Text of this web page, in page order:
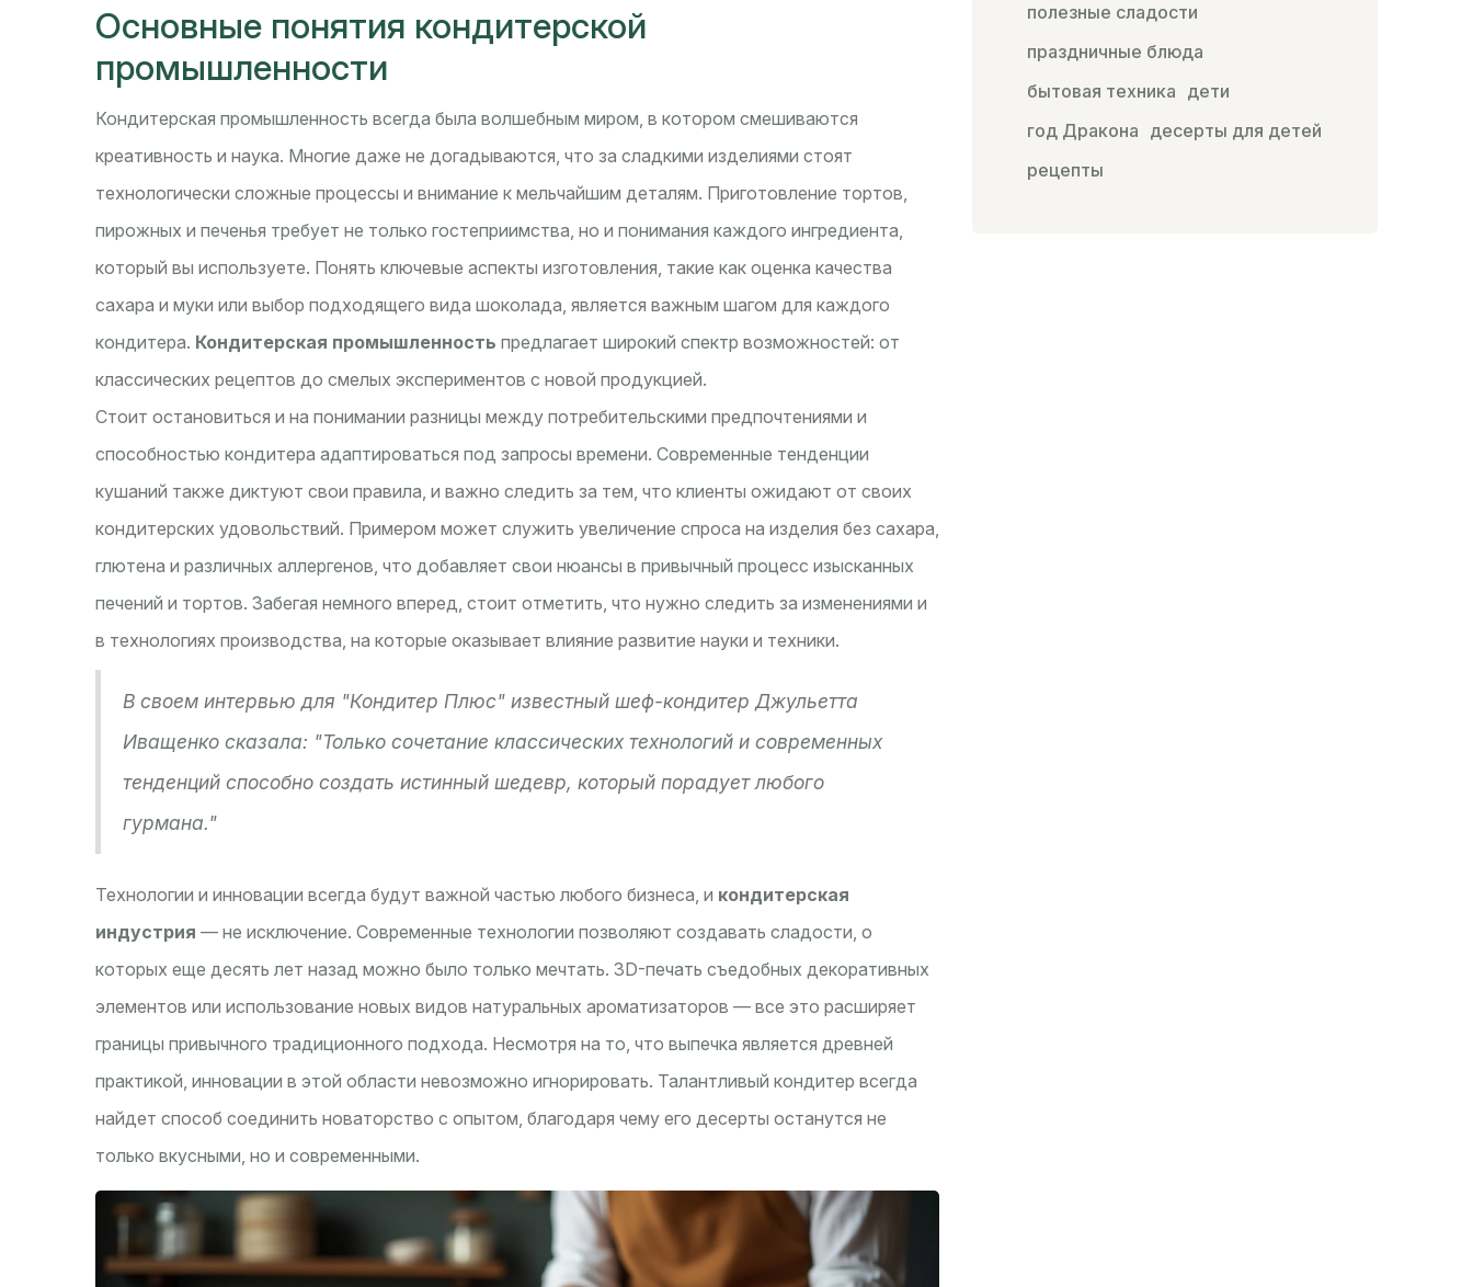
Основные понятия кондитерской
промышленности
Кондитерская промышленность всегда была волшебным миром, в котором смешиваются
креативность и наука. Многие даже не догадываются, что за сладкими изделиями стоят
технологически сложные процессы и внимание к мельчайшим деталям. Приготовление тортов,
пирожных и печенья требует не только гостеприимства, но и понимания каждого ингредиента,
который вы используете. Понять ключевые аспекты изготовления, такие как оценка качества
сахара и муки или выбор подходящего вида шоколада, является важным шагом для каждого
кондитера. Кондитерская промышленность предлагает широкий спектр возможностей: от
классических рецептов до смелых экспериментов с новой продукцией.
Стоит остановиться и на понимании разницы между потребительскими предпочтениями и
способностью кондитера адаптироваться под запросы времени. Современные тенденции
кушаний также диктуют свои правила, и важно следить за тем, что клиенты ожидают от своих
кондитерских удовольствий. Примером может служить увеличение спроса на изделия без сахара,
глютена и различных аллергенов, что добавляет свои нюансы в привычный процесс изысканных
печений и тортов. Забегая немного вперед, стоит отметить, что нужно следить за изменениями и
в технологиях производства, на которые оказывает влияние развитие науки и техники.
В своем интервью для "Кондитер Плюс" известный шеф-кондитер Джульетта
Иващенко сказала: "Только сочетание классических технологий и современных
тенденций способно создать истинный шедевр, который порадует любого
гурмана."
Технологии и инновации всегда будут важной частью любого бизнеса, и кондитерская
индустрия — не исключение. Современные технологии позволяют создавать сладости, о
которых еще десять лет назад можно было только мечтать. 3D-печать съедобных декоративных
элементов или использование новых видов натуральных ароматизаторов — все это расширяет
границы привычного традиционного подхода. Несмотря на то, что выпечка является древней
практикой, инновации в этой области невозможно игнорировать. Талантливый кондитер всегда
найдет способ соединить новаторство с опытом, благодаря чему его десерты останутся не
только вкусными, но и современными.
полезные сладости
праздничные блюда
бытовая техника дети
год Дракона десерты для детей
рецепты